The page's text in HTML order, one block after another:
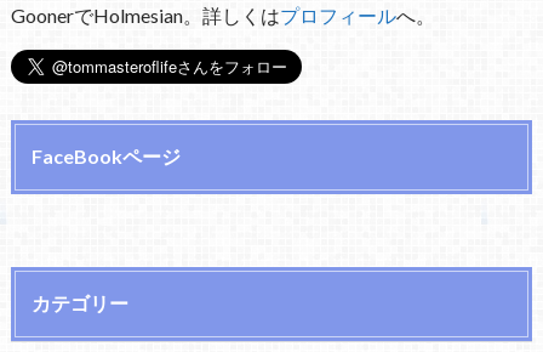
GoonerでHolmesian。詳しくはプロフィールへ。
FaceBookページ
カテゴリー